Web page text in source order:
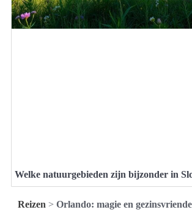
Welke natuurgebieden zijn bijzonder in
Reizen > Orlando: magie en